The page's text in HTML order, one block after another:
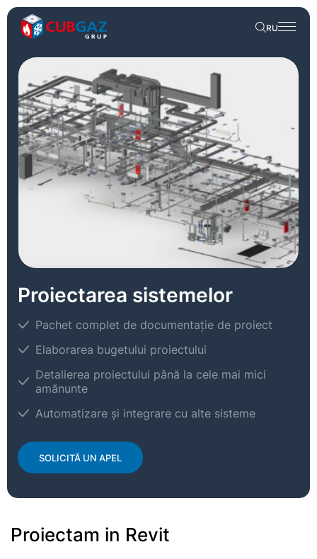
RU
Proiectarea sistemelor
Pachet complet de documentație de proiect
Elaborarea bugetului proiectului
Detalierea proiectului până la cele mai mici
amănunte
Automatizare și integrare cu alte sisteme
SOLICITĂ UN APEL
Proiectam in Revit